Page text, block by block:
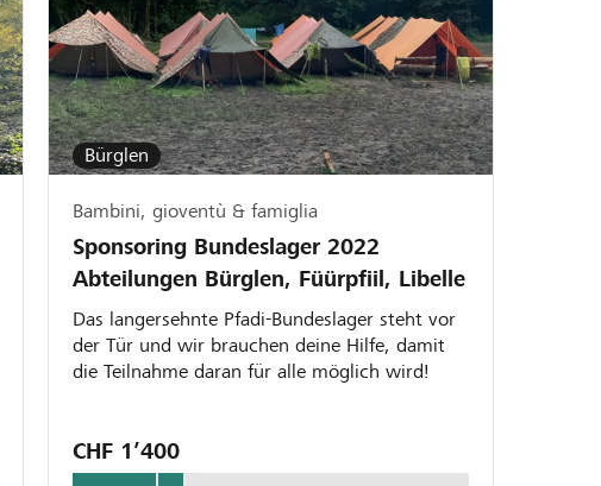
Bürglen
Bambini, gioventù & famiglia
Sponsoring Bundeslager 2022
Abteilungen Bürglen, Füürpfiil, Libelle
Das langersehnte Pfadi-Bundeslager steht vor
der Tür und wir brauchen deine Hilfe, damit
die Teilnahme daran für alle möglich wird!
CHF 1’400